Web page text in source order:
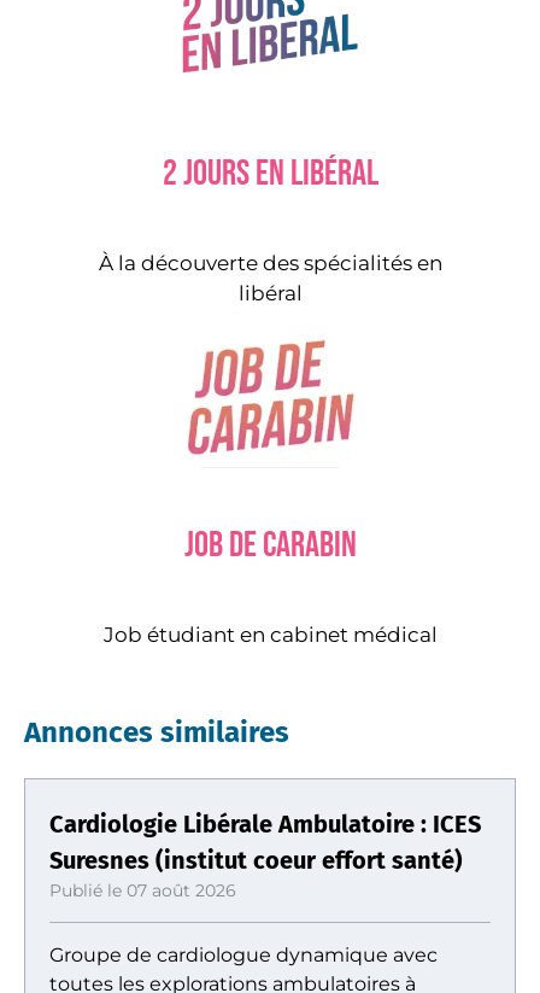
2 jours en libéral
À la découverte des spécialités en
libéral
Job de carabin
Job étudiant en cabinet médical
Annonces similaires
Cardiologie Libérale Ambulatoire : ICES
Suresnes (institut coeur effort santé)
Publié le 07 août 2026
Groupe de cardiologue dynamique avec
toutes les explorations ambulatoires à